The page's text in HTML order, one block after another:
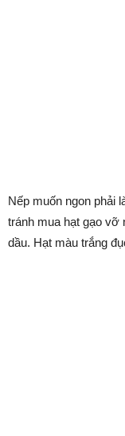
Nếp muốn ngon phải
tránh mua hạt gạo vỡ
dầu. Hạt màu trắng